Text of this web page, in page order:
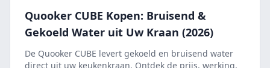
Quooker CUBE Kopen: Bruisend &
Gekoeld Water uit Uw Kraan (2026)
De Quooker CUBE levert gekoeld en bruisend water
direct uit uw keukenkraan. Ontdek de prijs, werking,